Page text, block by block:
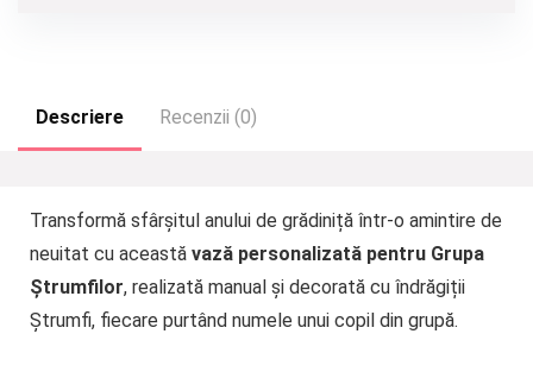
Descriere Recenzii (0)
Transformă sfârșitul anului de grădiniță într-o amintire de
neuitat cu această vază personalizată pentru Grupa
Ștrumfilor, realizată manual și decorată cu îndrăgiții
Ștrumfi, fiecare purtând numele unui copil din grupă.